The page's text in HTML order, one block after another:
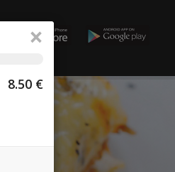
×
8.50 €